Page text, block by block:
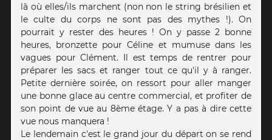
là où elles/ils marchent (non non le string brésilien et
le culte du corps ne sont pas des mythes !). On
pourrait y rester des heures ! On y passe 2 bonne
heures, bronzette pour Céline et mumuse dans les
vagues pour Clément. Il est temps de rentrer pour
préparer les sacs et ranger tout ce qu'il y à ranger.
Petite dernière soirée, on ressort pour aller manger
une bonne glace au centre commercial, et profiter de
son point de vue au 8ème étage. Y a pas à dire cette
vue nous manquera !
Le lendemain c'est le grand jour du départ on se rend